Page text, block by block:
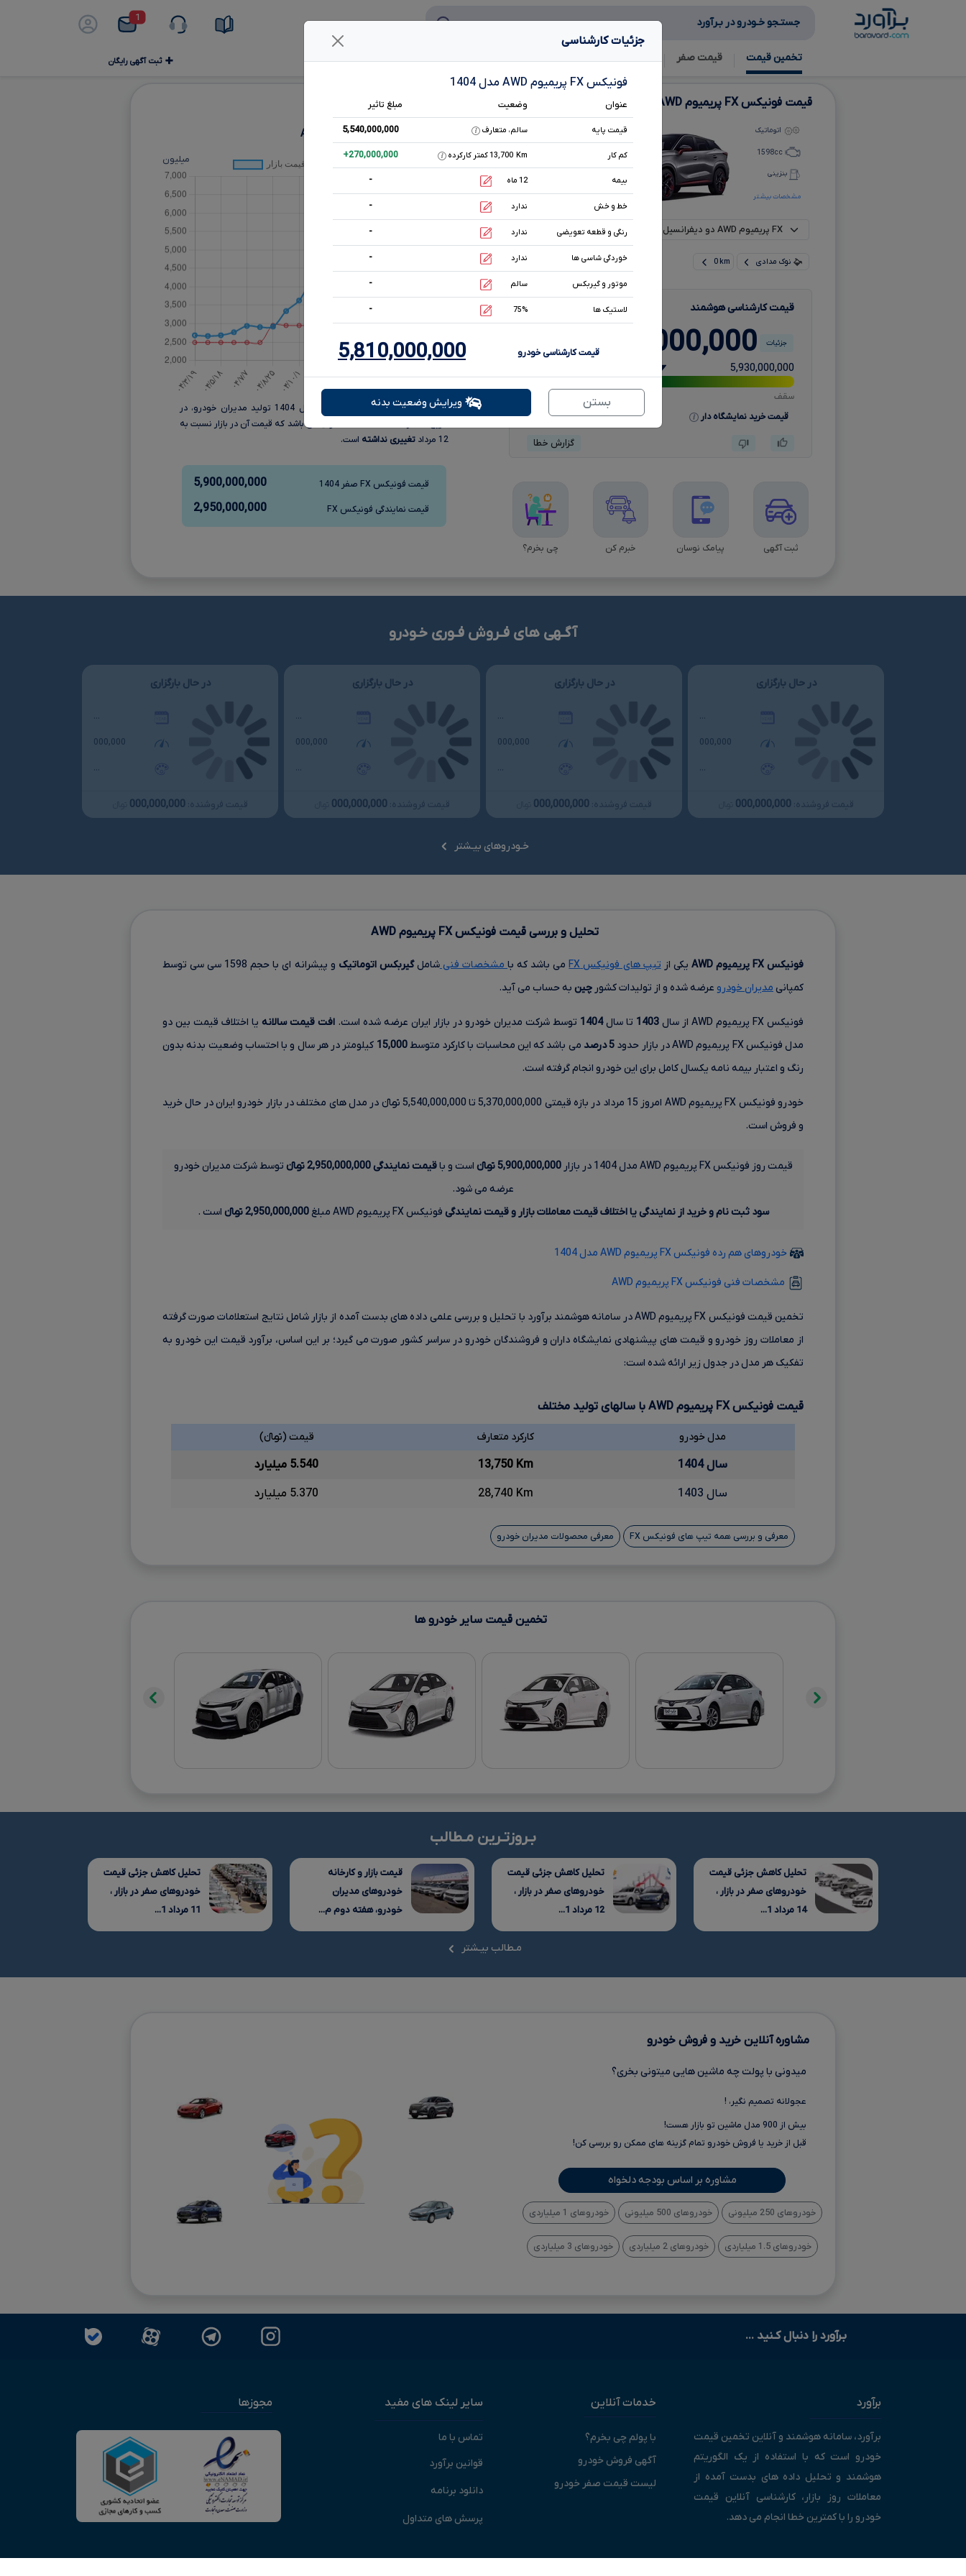
1 جستـجو خـودرو در بـرآورد
تخمین قیمت قیمت صفر آگهی فروش تحلیل بازار هم رده‌ها‌ مشخصات فنی ثبت آگهی رایگان
قیمت فونیکسFX پریمیوم AWD دو دیفرانسیل
مشخصات بیشتر
اتوماتیک
1598cc
بنزینی
نوک مدادی 0 km ویرایش خودرو
قیمت کارشناسی هوشمند
5,810,000,000 تومانءءء جزئیات
5,930,000,000
سقف
قیمت خرید نمایشگاه دار
5,580,000,000
گزارش خطا
ثبت آگهی پیامک نوسان خبرم کن چی بخرم؟
نمودار قیمت فونیکسFXپریمیوم AWD
میلیون
قیمت فونیکس FX پریمیوم AWD مدل 1404 تولید مدیران خودرو، در
تومانءءء می باشد که قیمت آن در بازار نسبت به
12 مرداد
تغییری نداشته است.
قیمت فونیکس FX صفر 1404 5,900,000,000
قیمت نمایندگی فونیکس FX 2,950,000,000
آگـهی های فـروش فـوری خـودرو
در حال بارگزاری
...
000,000
...
قیمت فروشنده: 000,000,000
در حال بارگزاری
...
000,000
...
قیمت فروشنده: 000,000,000
در حال بارگزاری
...
000,000
...
قیمت فروشنده: 000,000,000
در حال بارگزاری
...
000,000
...
قیمت فروشنده: 000,000,000
خـودروهای بیـشتر
تحلیل و بررسی قیمت فونیکسFX پریمیومAWD
فونیکس FX پریمیومAWD یکی ازتیپ های فونیکس FX می باشد که بامشخصات فنیشاملگیربکس اتوماتیک و پیشرانه ای با حجم 1598 سی سی
توسط
کمپانیمدیران خودرو عرضه شده و از تولیدات کشور چین به حساب می آید.
فونیکس FX پریمیوم AWD از سال 1403 تا سال1404 توسط شرکت مدیران خودرو در بازار ایران عرضه شده است. افت قیمت سالانه یا اختلاف قیمت بین دو
مدل فونیکس FX پریمیوم AWD در بازار حدود
5 درصد می باشد که این محاسبات با کارکرد متوسط15,000 کیلومتر در هر سال و با احتساب وضعیت بدنه بدون
رنگ و اعتبار بیمه نامه یکسال کامل برای این خودرو انجام گرفته است.
خودرو فونیکس FX پریمیوم AWD امروز 15 مرداد در بازه قیمتی 5,370,000,000 تا 5,540,000,000 تومانءءء در مدل های مختلف در بازار خودرو ایران در حال خرید
و فروش است.
قیمت روز فونیکس FX پریمیوم AWD مدل 1404 در بازار 5,900,000,000 تومانءءء است و باقیمت نمایندگی2,950,000,000 تومانءءء
توسط شرکت مدیران خودرو
عرضه می شود.
سود ثبت نام و خرید از نمایندگی یا اختلاف قیمت معاملات بازار و قیمت نمایندگی فونیکس FX پریمیوم AWD مبلغ 2,950,000,000 تومانءءء است .
خودروهای هم رده فونیکس FX پریمیوم AWD مدل 1404
مشخصات فنی فونیکس FX پریمیوم AWD
تخمین قیمت فونیکس FX پریمیوم AWD در سامانه هوشمند برآورد با تحلیل و بررسی علمی داده های بدست آمده از بازار شامل نتایج استعلامات صورت گرفته
از معاملات روز خودرو و قیمت های پیشنهادی نمایشگاه داران و فروشندگان خودرو در سراسر کشور صورت می گیرد؛ بر این اساس، برآورد قیمت این خودرو به
تفکیک هر مدل در جدول زیر ارائه شده است:
قیمت فونیکسFX پریمیوم AWD با سالهای تولید مختلف
مدل خودرو کارکرد متعارف قیمت (تومانءءء)
سال 1404 13,750 Km
5.540 میلیارد
سال 1403
28,740 Km 5.370 میلیارد
معرفی و بررسی همه تیپ های فونیکس FX معرفی محصولات مدیران خودرو
تخمین قیمت سایر خودرو ها
بـروزتـرین مـطالب
تحلیل کاهش جزئی قیمت
خودروهای صفر در بازار ،
14 مرداد 1...
تحلیل کاهش جزئی قیمت
خودروهای صفر در بازار ،
12 مرداد 1...
قیمت بازار و کارخانه
خودروهای مدیران
خودرو، هفته دوم م...
تحلیل کاهش جزئی قیمت
خودروهای صفر در بازار ،
11 مرداد 1...
مـطالب بیـشتر
مشاوره آنلاین خرید و فروش خودرو
میدونی با پولت چه ماشین هایی میتونی بخری؟
عجولانه تصمیم نگیر، !
بیش از 900 مدل ماشین تو بازار هست!
قبل از خرید یا فروش خودرو تمام گزینه های ممکن رو بررسی کن!
مشاوره بر اساس بودجه دلخواه
خودروهای 250 میلیونی خودروهای 500 میلیونی خودروهای 1 میلیاردی
خودروهای 1.5 میلیاردی خودروهای 2 میلیاردی خودروهای 3 میلیاردی
جزئیات کارشناسی
فونیکس FX پریمیوم AWD مدل 1404
عنوان وضعیت مبلغ تاثیر
قیمت پایه سالم، متعارف 5,540,000,000
کم کار Km 13,700 کمتر کارکرده 270,000,000
+
بیمه 12 ماه -
خط و خش ندارد -
رنگی و قطعه تعویضی ندارد -
خوردگی شاسی ها ندارد -
موتور و گیربکس سالم -
لاستیک ها 75%
-
قیمت کارشناسی خودرو 5,810,000,000
بستن ویرایش وضعیت بدنه
بـرآورد را دنبال کـنید ...
برآورد
برآورد، سامانه هوشمند و آنلاین تخمین قیمت
خودرو است که با استفاده از یک الگوریتم
هوشمند و تحلیل داده های بدست آمده از
معاملات روز بازار، کارشناسی آنلاین قیمت
خودرو را با کمترین خطا انجام می دهد.
خدمات آنلاین
با پولم چی بخرم؟
آگهی فروش خودرو
لیست قیمت صفر خودرو
سایر لینک های مفید
تماس با ما
قوانین برآورد
دانلود برنامه
پرسش های متداول
مجوزها